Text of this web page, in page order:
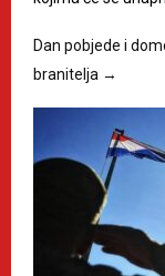
Dan pobjede i
branitelja →